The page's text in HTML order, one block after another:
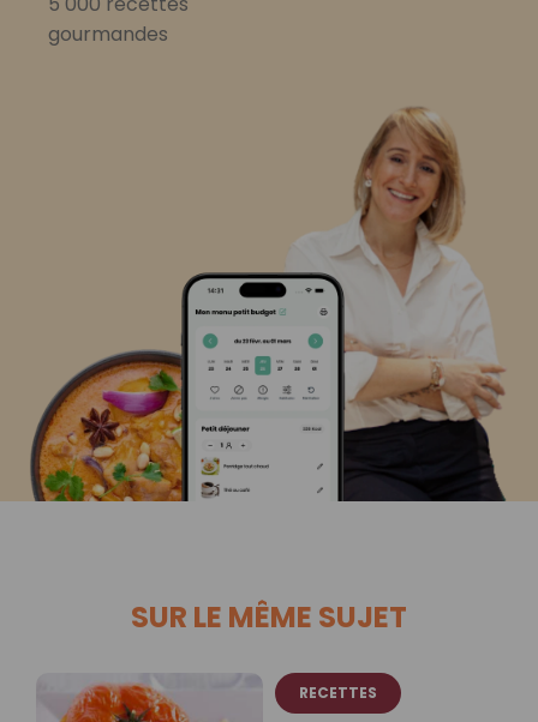
gourmandes
SUR LE MÊME SUJET
RECETTES